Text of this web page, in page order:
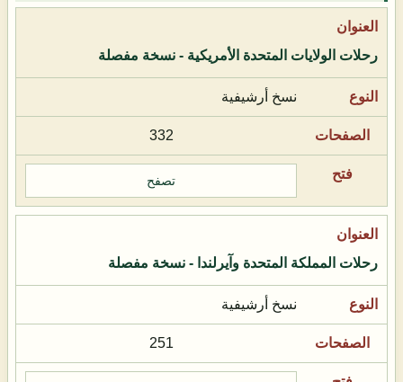
رحلات الولايات المتحدة الأمريكية - نسخة مفصلة
نسخ أرشيفية
332
تصفح
رحلات المملكة المتحدة وآيرلندا - نسخة مفصلة
نسخ أرشيفية
251